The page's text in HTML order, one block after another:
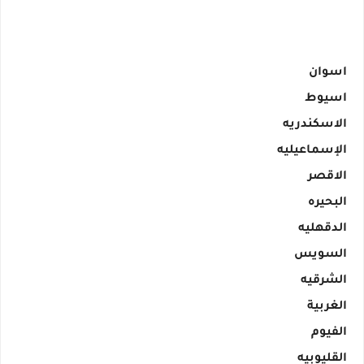
اسوان
اسيوط
الاسكندريه
الإسماعيليه
الاقصر
البحيره
الدقهليه
السويس
الشرقيه
الغربية
الفيوم
القليوبيه